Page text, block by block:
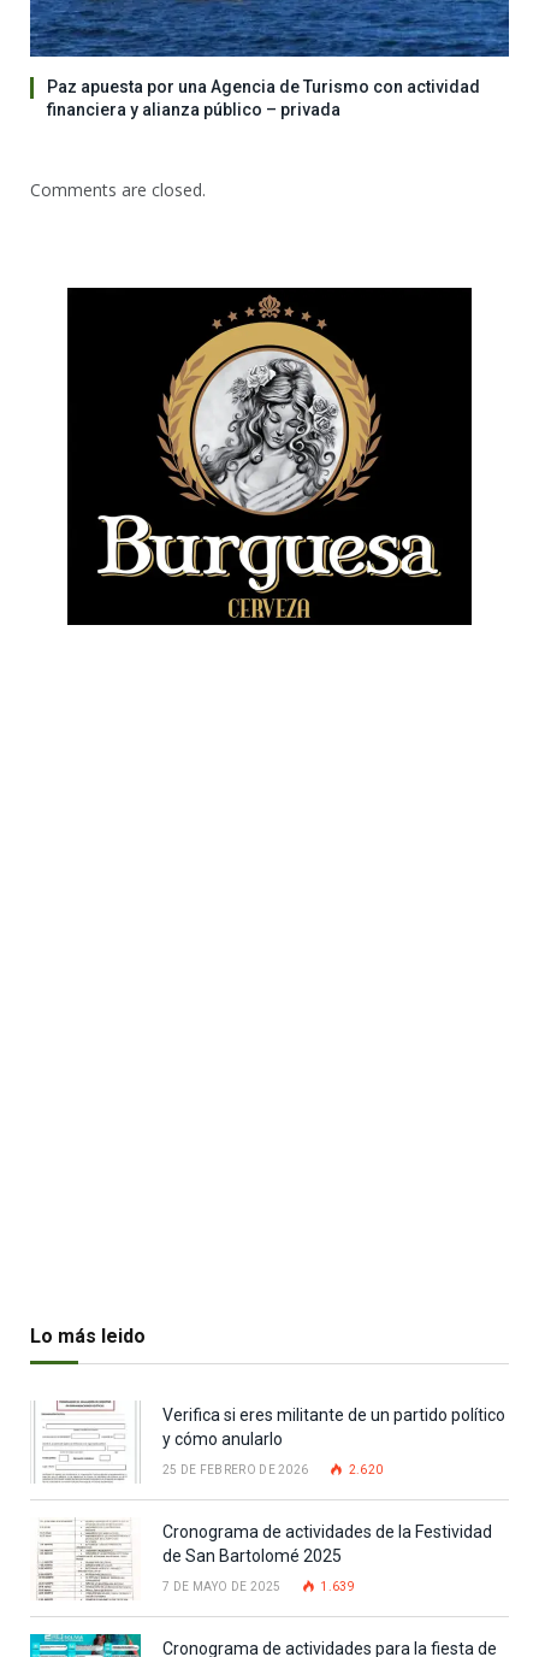
Paz apuesta por una Agencia de Turismo con actividad
financiera y alianza público – privada
Comments are closed.
Lo más leido
Verifica si eres militante de un partido político
y cómo anularlo
25 DE FEBRERO DE 2026 2.620
Cronograma de actividades de la Festividad
de San Bartolomé 2025
7 DE MAYO DE 2025 1.639
Cronograma de actividades para la fiesta de